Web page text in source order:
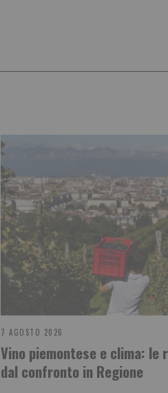
7 AGOSTO 2026
Vino piemontese e clima: le
dal confronto in Regione